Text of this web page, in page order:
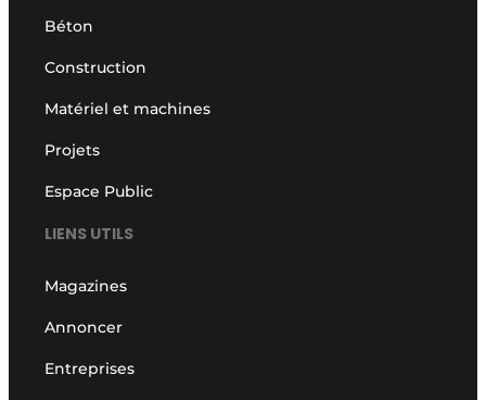
Béton
Construction
Matériel et machines
Projets
Espace Public
LIENS UTILS
Magazines
Annoncer
Entreprises